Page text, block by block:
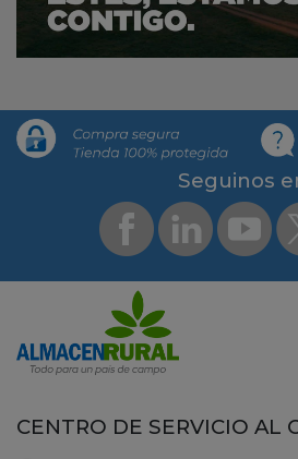
Segui­nos
CENTRO DE SERVICIO AL